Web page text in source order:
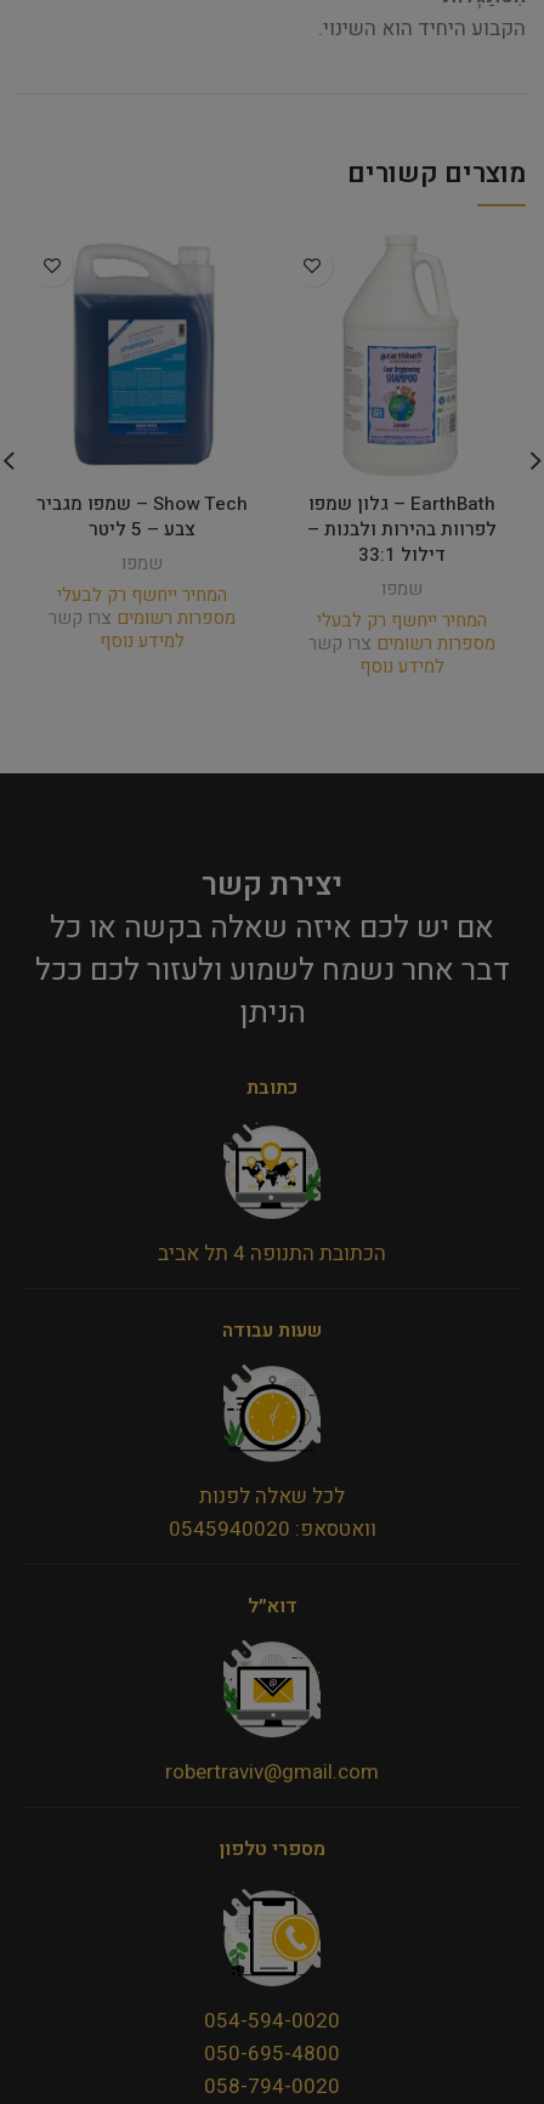
הקבוע היחיד הוא השינוי.
מוצרים קשורים
EarthBath – גלון שמפו
לפרוות בהירות ולבנות –
דילול 33:1
שמפו
המחיר ייחשף רק לבעלי
מספרות רשומים צרו קשר
למידע נוסף
Show Tech – שמפו מגביר
צבע – 5 ליטר
שמפו
המחיר ייחשף רק לבעלי
מספרות רשומים צרו קשר
למידע נוסף
יצירת קשר
אם יש לכם איזה שאלה בקשה או כל
דבר אחר נשמח לשמוע ולעזור לכם ככל
הניתן​
כתובת
הכתובת התנופה 4 תל אביב
שעות עבודה
לכל שאלה לפנות
וואטסאפ: 0545940020
דוא״ל
robertraviv@gmail.com
מספרי טלפון
054-594-0020
050-695-4800
058-794-0020